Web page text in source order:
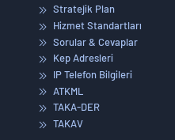
Stratejik Plan
Hizmet Standartları
Sorular & Cevaplar
Kep Adresleri
IP Telefon Bilgileri
ATKML
TAKA-DER
TAKAV